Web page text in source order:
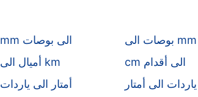
mm الى بوصات بوصات الى mm
أميال الى km cm الى أقدام
أمتار الى ياردات ياردات الى أمتار